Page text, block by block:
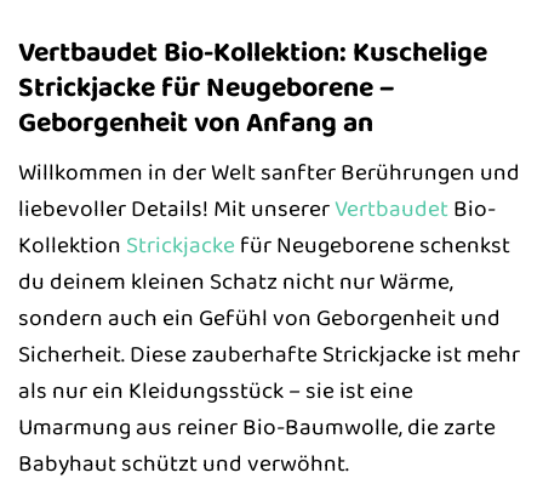
Vertbaudet Bio-Kollektion: Kuschelige
Strickjacke für Neugeborene –
Geborgenheit von Anfang an
Willkommen in der Welt sanfter Berührungen und
liebevoller Details! Mit unsererVertbaudetBio-
Kollektion Strickjacke für Neugeborene schenkst
du deinem kleinen Schatz nicht nur Wärme,
sondern auch ein Gefühl von Geborgenheit und
Sicherheit. Diese zauberhafte Strickjacke ist mehr
als nur ein Kleidungsstück – sie ist eine
Umarmung aus reiner Bio-Baumwolle, die zarte
Babyhaut schützt und verwöhnt.